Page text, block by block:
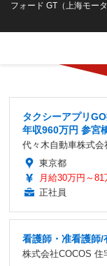
フォード GT（上海モー
タクシーアプリ
年収960万円 参宮
代々木自動車株式
東京都
月給30万円～81
正社員
看護師・准看護師/
株式会社COCOS 住